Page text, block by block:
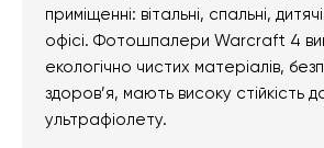
приміщенні: вітальні, спальні,
офісі. Фотошпалери Warcraft 4
екологічно чистих матеріалів,
здоров’я, мають високу стійкість
ультрафіолету.